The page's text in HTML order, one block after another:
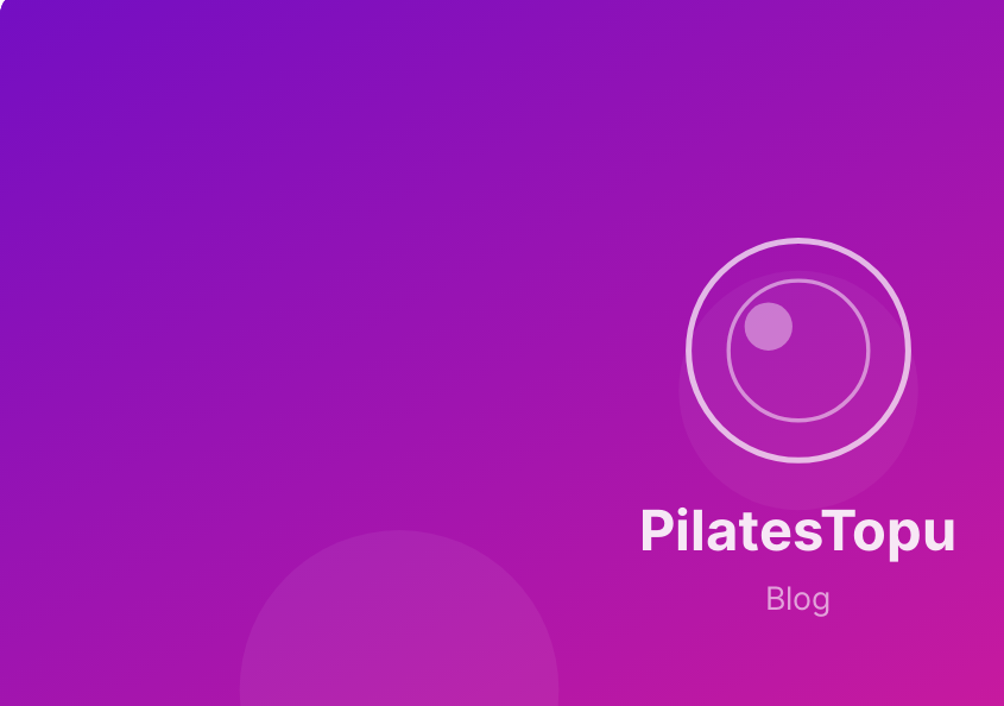
Pazar günü 1-2 saat mutfak. Haftalık protein (tavuk, kinoa, mercimek) ve sebze hazırlayın. Pilates sonrası hazır sağlıklı yemek
Türkiye zaten Akdeniz'in kalbinde. Zeytinyağı, balık, mercimek, bulgur, yoğurt, yeşillik bolca. 2018 NEJM PREDIMED
16:8 aralıklı oruç (12 öğle - 20 akşam) pilates ile uyumludur. Sabah pilatesi yapanlar için 30 dk hafif mat egzersizi aç karnına iyi